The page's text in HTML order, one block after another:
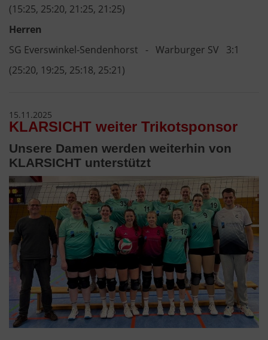
(15:25, 25:20, 21:25, 21:25)
Herren
SG Everswinkel-Sendenhorst - Warburger SV 3:1
(25:20, 19:25, 25:18, 25:21)
15.11.2025
KLARSICHT weiter Trikotsponsor
Unsere Damen werden weiterhin von
KLARSICHT unterstützt